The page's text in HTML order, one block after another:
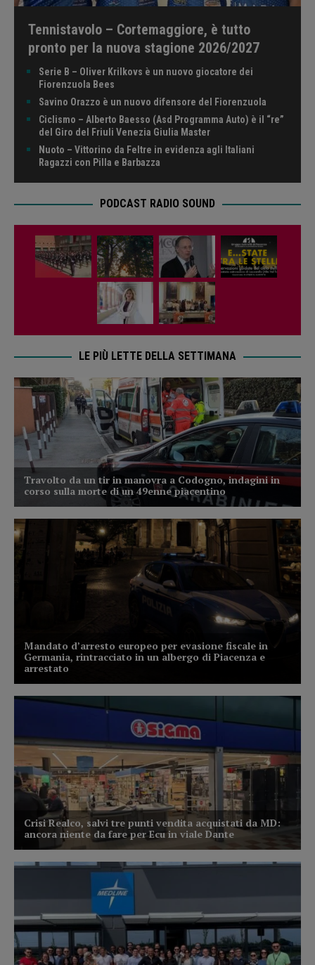
Tennistavolo – Cortemaggiore, è tutto
pronto per la nuova stagione 2026/2027
Serie B – Oliver Krilkovs è un nuovo giocatore dei
Fiorenzuola Bees
Savino Orazzo è un nuovo difensore del Fiorenzuola
Ciclismo – Alberto Baesso (Asd Programma Auto) è il “re”
del Giro del Friuli Venezia Giulia Master
Nuoto – Vittorino da Feltre in evidenza agli Italiani
Ragazzi con Pilla e Barbazza
PODCAST RADIO SOUND
LE PIÙ LETTE DELLA SETTIMANA